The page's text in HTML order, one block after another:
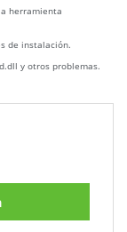
herramienta
de instalación.
y otros problemas.